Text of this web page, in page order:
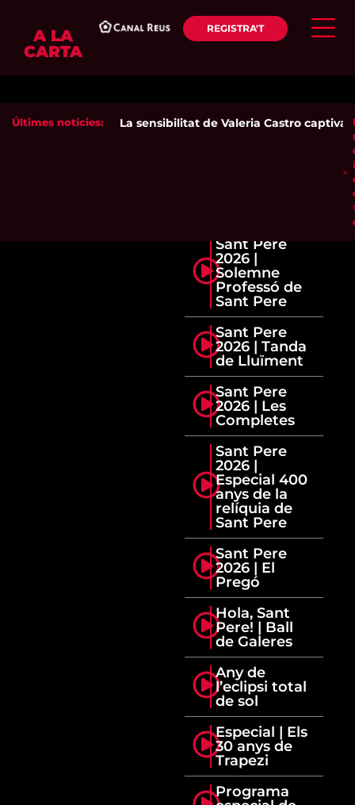
A LA
CARTA
REGISTRA'T
Últimes notícies: La sensibilitat de Valeria Castro captiva
Sant Pere
2026 |
Solemne
Professó de
Sant Pere
Sant Pere
2026 | Tanda
de Lluïment
Sant Pere
2026 | Les
Completes
Sant Pere
2026 |
Especial 400
anys de la
relíquia de
Sant Pere
Sant Pere
2026 | El
Pregó
Hola, Sant
Pere! | Ball
de Galeres
Any de
l’eclipsi total
de sol
Especial | Els
30 anys de
Trapezi
Programa